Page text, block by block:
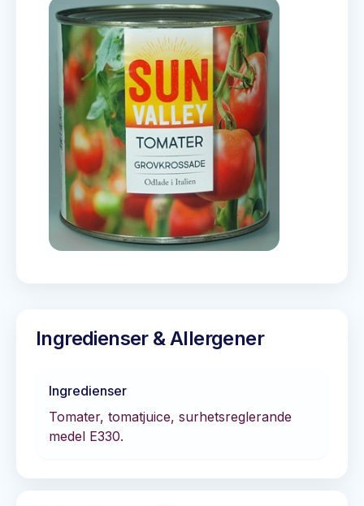
Ingredienser & Allergener
Ingredienser
Tomater, tomatjuice, surhetsreglerande
medel E330.